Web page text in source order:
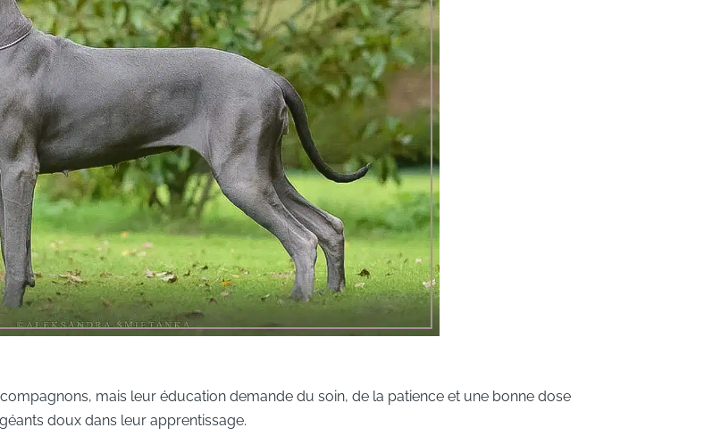
mais leur éducation demande du soin, de la patience et une bonne dose
doux dans leur apprentissage.